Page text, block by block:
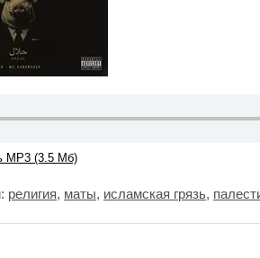
MP3 (3.5 Мб)
религия, маты, исламская грязь,